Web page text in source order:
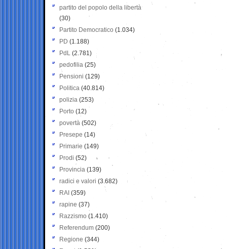
partito del popolo della libertà
(30)
Partito Democratico (1.034)
PD (1.188)
PdL (2.781)
pedofilia (25)
Pensioni (129)
Politica (40.814)
polizia (253)
Porto (12)
povertà (502)
Presepe (14)
Primarie (149)
Prodi (52)
Provincia (139)
radici e valori (3.682)
RAI (359)
rapine (37)
Razzismo (1.410)
Referendum (200)
Regione (344)